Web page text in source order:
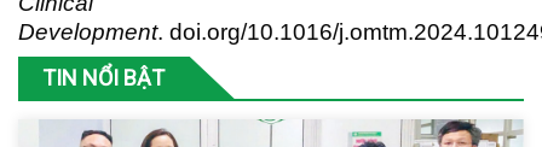
Development. doi.org/10.1016/
TIN NỔI BẬT